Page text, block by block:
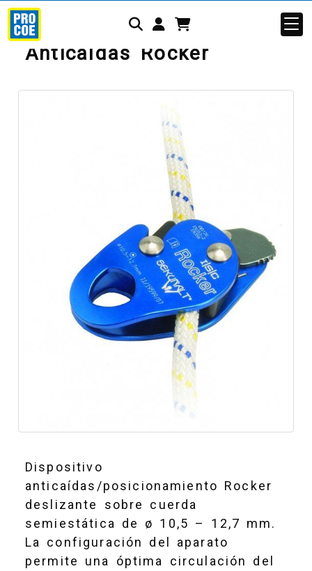
Identifícate
Anticaídas Rocker
Dispositivo
anticaídas/posicionamiento Rocker
deslizante sobre cuerda
semiestática de ø 10,5 – 12,7 mm.
La configuración del aparato
permite una óptima circulación del